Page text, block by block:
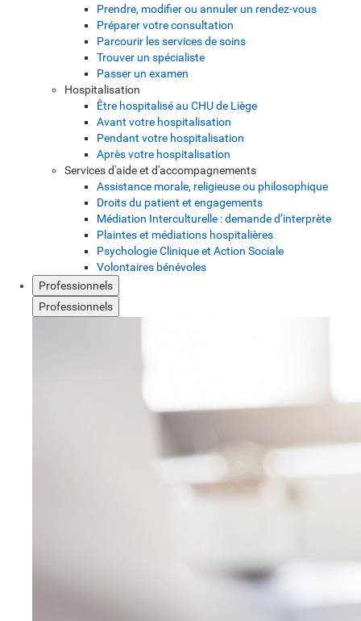
Prendre, modifier ou annuler un rendez-vous
Préparer votre consultation
Parcourir les services de soins
Trouver un spécialiste
Passer un examen
Hospitalisation
Être hospitalisé au CHU de Liège
Avant votre hospitalisation
Pendant votre hospitalisation
Après votre hospitalisation
Services d'aide et d'accompagnements
Assistance morale, religieuse ou philosophique
Droits du patient et engagements
Médiation Interculturelle : demande d’interprète
Plaintes et médiations hospitalières
Psychologie Clinique et Action Sociale
Volontaires bénévoles
Professionnels
Professionnels